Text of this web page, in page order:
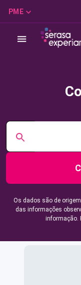
PME
Os dados são de
das informações
informação.